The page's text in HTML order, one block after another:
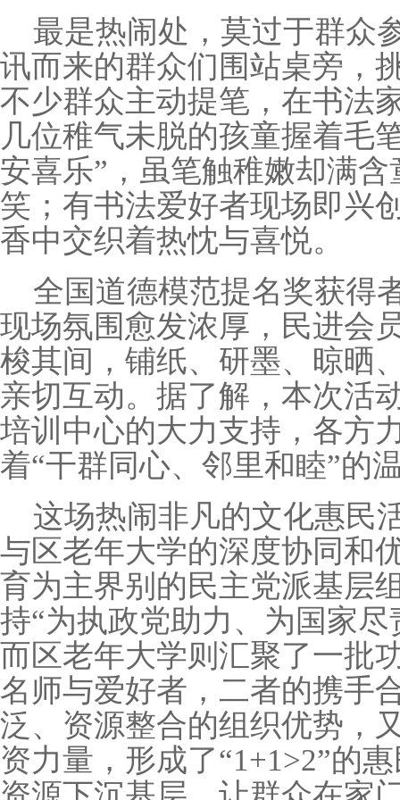
最是热闹处，莫过于群众
讯而来的群众们围站桌旁，
不少群众主动提笔，在书法
几位稚气未脱的孩童握着毛
安喜乐”，虽笔触稚嫩却满
笑；有书法爱好者现场即兴
香中交织着热忱与喜悦。
全国道德模范提名奖获得
现场氛围愈发浓厚，民进会
梭其间，铺纸、研墨、晾晒
亲切互动。据了解，本次活
培训中心的大力支持，各方
着“干群同心、邻里和睦”的
这场热闹非凡的文化惠民
与区老年大学的深度协同和
育为主界别的民主党派基层
持“为执政党助力、为国家
而区老年大学则汇聚了一批
名师与爱好者，二者的携手
泛、资源整合的组织优势，
资力量，形成了“1+1>2”的